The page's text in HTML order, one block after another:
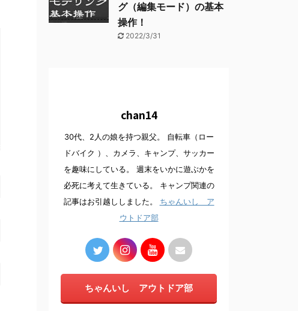
グ（編集モード）の基本
操作！
2022/3/31
chan14
30代、2人の娘を持つ親父。 自転車（ロー
ドバイク ）、カメラ、キャンプ、サッカー
を趣味にしている。 週末をいかに遊ぶかを
必死に考えて生きている。 キャンプ関連の
記事はお引越ししました。 ちゃんいし ア
ウトドア部
ちゃんいし アウトドア部